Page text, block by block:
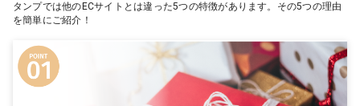
タンプでは他のECサイトとは違った5つの特徴があります。その5つの理由
を簡単にご紹介！